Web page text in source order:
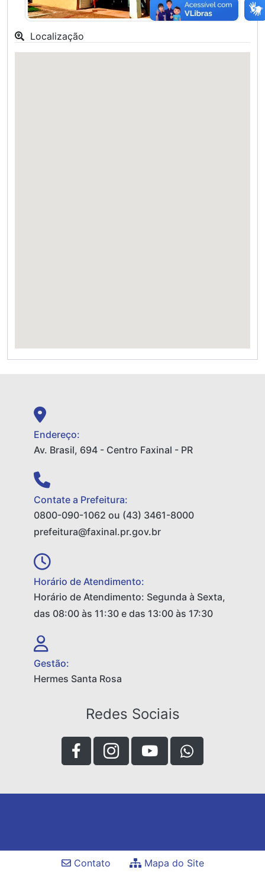
Localização
Endereço:
Av. Brasil, 694 - Centro Faxinal - PR
Contate a Prefeitura:
0800-090-1062 ou (43) 3461-8000
prefeitura@faxinal.pr.gov.br
Horário de Atendimento:
Horário de Atendimento: Segunda à Sexta,
das 08:00 às 11:30 e das 13:00 às 17:30
Gestão:
Hermes Santa Rosa
Redes Sociais
Contato Mapa do Site